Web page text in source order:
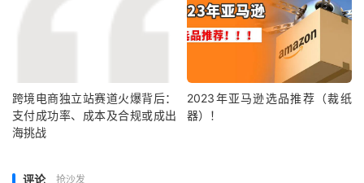
跨境电商独立站赛道火爆背后：
支付成功率、成本及合规或成出
海挑战
2023年亚马逊选品推荐（裁纸
器）！
评论 抢沙发